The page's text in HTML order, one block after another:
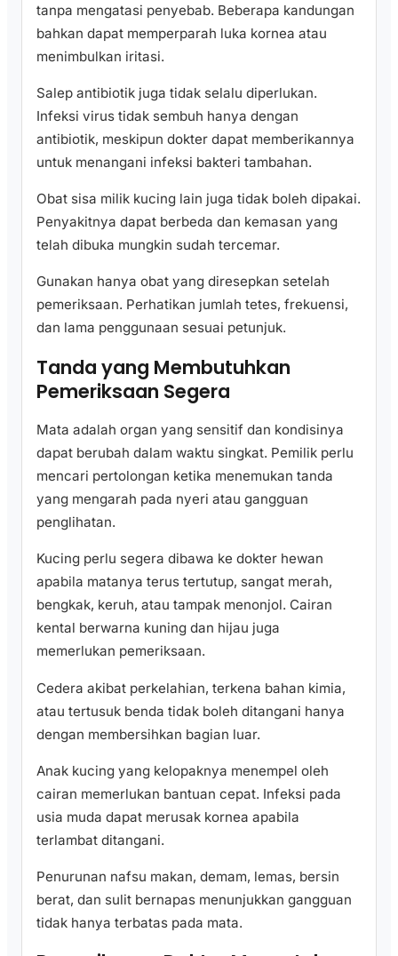
tanpa mengatasi penyebab. Beberapa kandungan
bahkan dapat memperparah luka kornea atau
menimbulkan iritasi.
Salep antibiotik juga tidak selalu diperlukan.
Infeksi virus tidak sembuh hanya dengan
antibiotik, meskipun dokter dapat memberikannya
untuk menangani infeksi bakteri tambahan.
Obat sisa milik kucing lain juga tidak boleh dipakai.
Penyakitnya dapat berbeda dan kemasan yang
telah dibuka mungkin sudah tercemar.
Gunakan hanya obat yang diresepkan setelah
pemeriksaan. Perhatikan jumlah tetes, frekuensi,
dan lama penggunaan sesuai petunjuk.
Tanda yang Membutuhkan
Pemeriksaan Segera
Mata adalah organ yang sensitif dan kondisinya
dapat berubah dalam waktu singkat. Pemilik perlu
mencari pertolongan ketika menemukan tanda
yang mengarah pada nyeri atau gangguan
penglihatan.
Kucing perlu segera dibawa ke dokter hewan
apabila matanya terus tertutup, sangat merah,
bengkak, keruh, atau tampak menonjol. Cairan
kental berwarna kuning dan hijau juga
memerlukan pemeriksaan.
Cedera akibat perkelahian, terkena bahan kimia,
atau tertusuk benda tidak boleh ditangani hanya
dengan membersihkan bagian luar.
Anak kucing yang kelopaknya menempel oleh
cairan memerlukan bantuan cepat. Infeksi pada
usia muda dapat merusak kornea apabila
terlambat ditangani.
Penurunan nafsu makan, demam, lemas, bersin
berat, dan sulit bernapas menunjukkan gangguan
tidak hanya terbatas pada mata.